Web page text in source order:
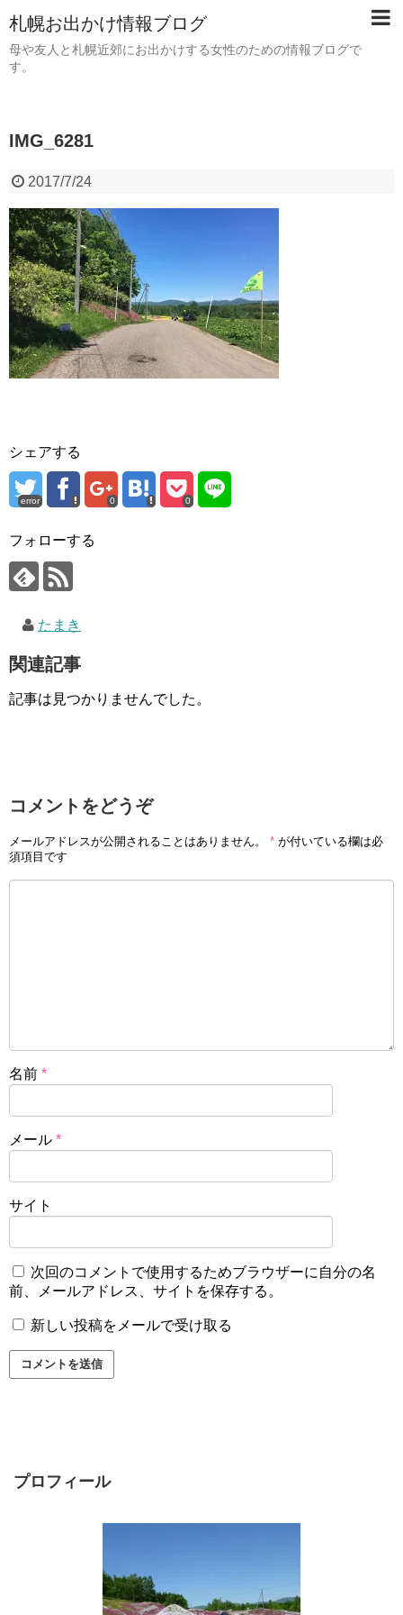
札幌お出かけ情報ブログ
母や友人と札幌近郊にお出かけする女性のための情報ブログで
す。
IMG_6281
2017/7/24
シェアする
error 0 0
フォローする
たまき
関連記事
記事は見つかりませんでした。
コメントをどうぞ
メールアドレスが公開されることはありません。 * が付いている欄は必
須項目です
名前 *
メール *
サイト
次回のコメントで使用するためブラウザーに自分の名
前、メールアドレス、サイトを保存する。
新しい投稿をメールで受け取る
プロフィール